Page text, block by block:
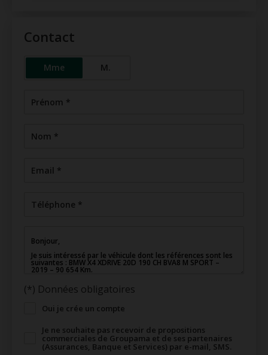
Contact
Mme M.
Prénom *
Nom *
Email *
Téléphone *
(*) Données obligatoires
Oui je crée un compte
Je ne souhaite pas recevoir de propositions
commerciales de Groupama et de ses partenaires
(Assurances, Banque et Services) par e-mail, SMS.